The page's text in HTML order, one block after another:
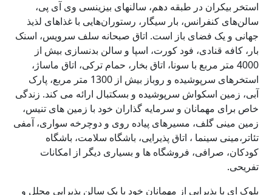
استخر بیکران در طبقه دهم، سالنهای بیزینسی وی آی پی،
سالن‌های کنفرانس، بار سیگار، رستوران‌هایی با غذاهای لذیذ
جهانی و یک فضای باز است. اتاق صبحانه سلف سرویس، اسنک
بار، کافه قنادی، فود کورت، اسپا و سالن بدنسازی بیش از
4000 متر مربع با سونا، اتاق بخار، حمام ترکی، اتاق ماساژ،
استخرهای سرپوشیده و روباز بیش از 1300 متر مربع، پارک
آبی، زمین اسکواش سرپوشیده و بسکتبال ارائه می کند. زندگی
خاص برای مهمانان و سرمایه گذاران خود با زمین های تنیس،
زمین مینی گلف، مسیرهای پیاده روی و دوچرخه سواری، آمفی
تئاتر،مینی سینما ، اتاق پذیرایی، باشگاه سلامت، باشگاه
کودکان، صرافی، فروشگاه ها و بسیاری دیگر از امکانات
تفریحی.
بلوک اِی با پذیرایی از مهمانان خود با یک سالن پذیرایی مجلل و